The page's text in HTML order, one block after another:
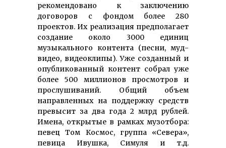
рекомендовано к заключению
договоров с фондом более 280
проектов. Их реализация предполагает
создание около 3000 единиц
музыкального контента (песни, муд-
видео, видеоклипы). Уже созданный и
опубликованный контент собрал уже
более 500 миллионов просмотров и
прослушиваний. Общий объем
направленных на поддержку средств
превысит за два года 2 млрд рублей.
Имена, открытые в рамках музотбора:
певец Том Космос, группа «Севера»,
певица Ивушка, Симуля и т.д.